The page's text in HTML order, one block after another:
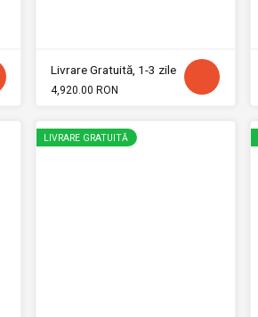
Livrare Gratuită, 1-3 zile
4,920.00 RON
LIVRARE GRATUITĂ